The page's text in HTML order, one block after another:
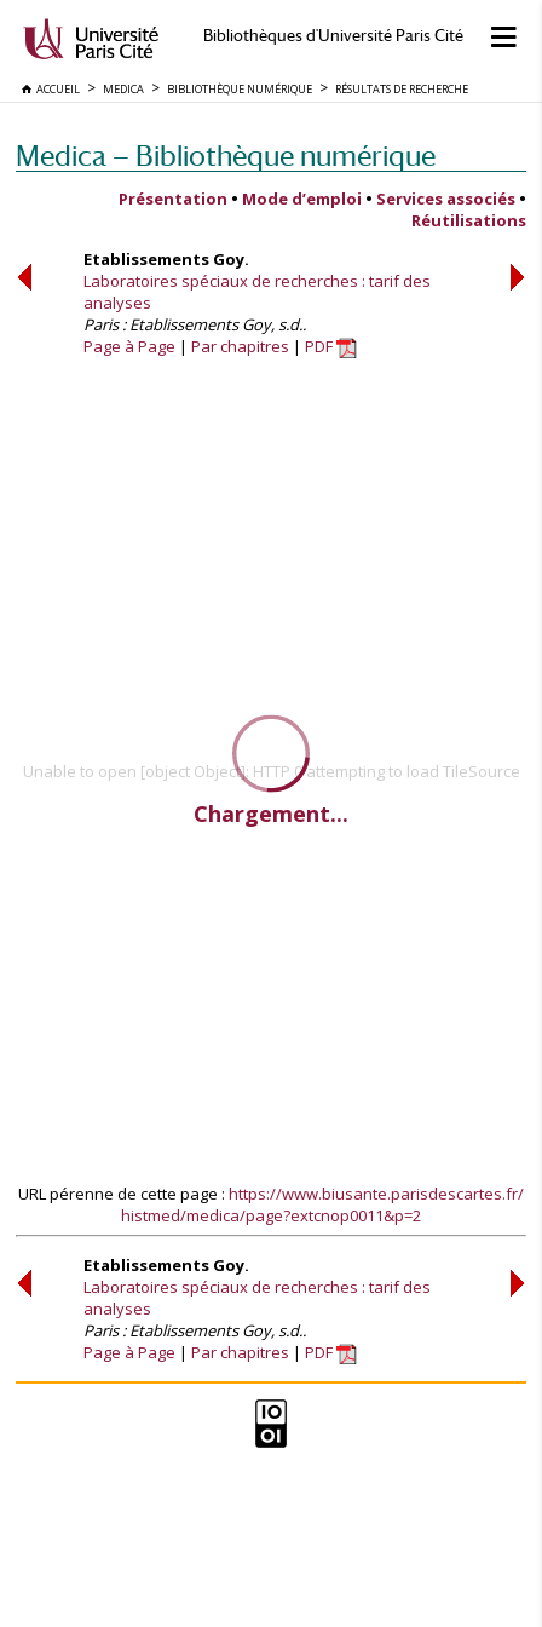
Bibliothèques d'Université Paris Cité
ACCUEIL MEDICA BIBLIOTHÈQUE NUMÉRIQUE RÉSULTATS DE RECHERCHE
Medica — Bibliothèque numérique
Présentation • Mode d’emploi • Services associés •
Réutilisations
Etablissements Goy.
Laboratoires spéciaux de recherches : tarif des
analyses
Paris : Etablissements Goy, s.d..
Page à Page
Par chapitres PDF
Unable to open [object Object]: HTTP 0 attempting to load TileSource
Chargement...
URL pérenne de cette page : https://www.biusante.parisdescartes.fr/
histmed/medica/page?extcnop0011&p=2
Etablissements Goy.
Laboratoires spéciaux de recherches : tarif des
analyses
Paris : Etablissements Goy, s.d..
Page à Page
Par chapitres PDF